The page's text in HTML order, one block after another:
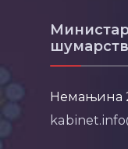
Немањина